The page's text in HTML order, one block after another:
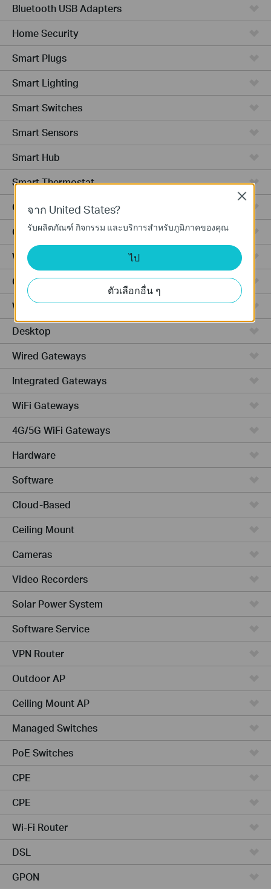
Bluetooth USB Adapters
Home Security
Smart Plugs
Smart Lighting
Smart Switches
Smart Sensors
Smart Hub
Smart Thermostat
Ceiling Mount
Outdoor
Wall Plate
GPON
Wireless Bridge
Desktop
Wired Gateways
Integrated Gateways
WiFi Gateways
4G/5G WiFi Gateways
Hardware
Software
Cloud-Based
Ceiling Mount
Cameras
Video Recorders
Solar Power System
Software Service
VPN Router
Outdoor AP
Ceiling Mount AP
Managed Switches
PoE Switches
CPE
CPE
Wi-Fi Router
DSL
GPON
จาก United States?
รับผลิตภัณฑ์ กิจกรรม และบริการสำหรับภูมิภาคของคุณ
ไป
ตัวเลือกอื่น ๆ
Close